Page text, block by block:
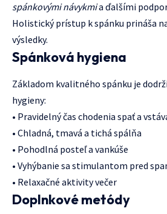
spánkovými návykmia ďalšími
Holistický prístup k spánku prináša
výsledky.
Spánková hygiena
Základom kvalitného spánku je
hygieny:
• Pravidelný čas chodenia spať a
• Chladná, tmavá a tichá spálňa
• Pohodlná posteľ a vankúše
• Vyhýbanie sa stimulantom pred
• Relaxačné aktivity večer
Doplnkové metódy